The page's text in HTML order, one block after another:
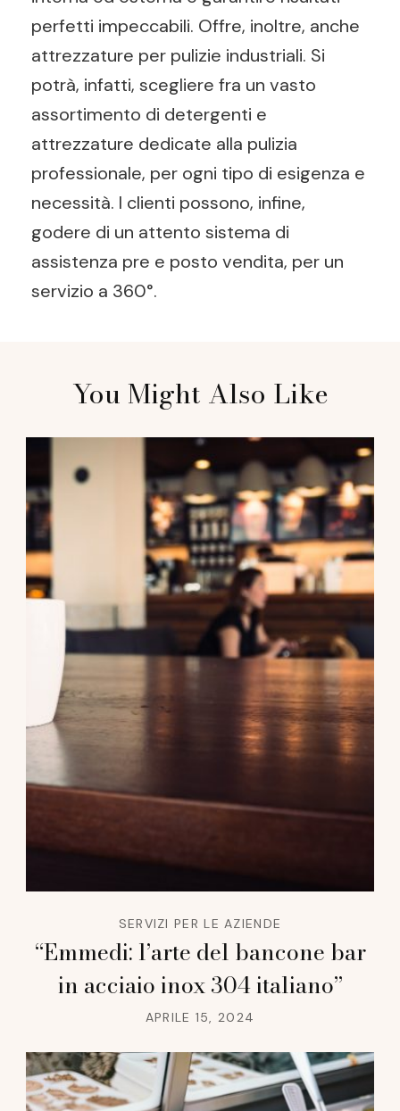
perfetti impeccabili. Offre, inoltre, anche
attrezzature per pulizie industriali. Si
potrà, infatti, scegliere fra un vasto
assortimento di detergenti e
attrezzature dedicate alla pulizia
professionale, per ogni tipo di esigenza e
necessità. I clienti possono, infine,
godere di un attento sistema di
assistenza pre e posto vendita, per un
servizio a 360°.
Navigation
You Might Also Like
SERVIZI PER LE AZIENDE
“Emmedi: l’arte del bancone bar
in acciaio inox 304 italiano”
APRILE 15, 2024